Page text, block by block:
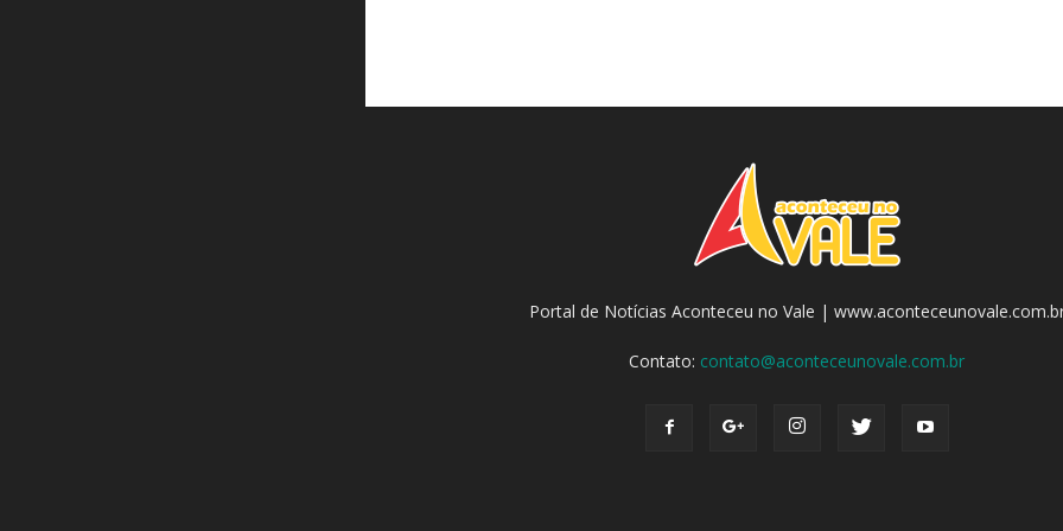
Portal de Notícias Aconteceu no Vale |
Contato: contato@aconteceunovale.com.br